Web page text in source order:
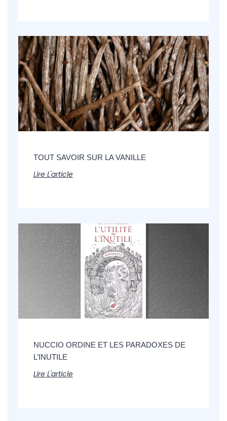
TOUT SAVOIR SUR LA VANILLE
Lire L'article
NUCCIO ORDINE ET LES PARADOXES DE
L’INUTILE
Lire L'article